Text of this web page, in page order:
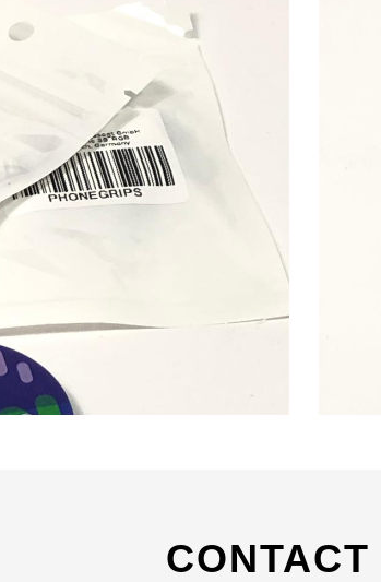
CONTACT